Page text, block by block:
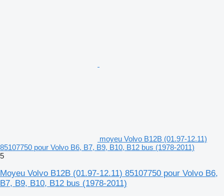
moyeu Volvo B12B (01.97-12.11)
85107750 pour Volvo B6, B7, B9, B10, B12 bus (1978-2011)
5
Moyeu Volvo B12B (01.97-12.11) 85107750 pour Volvo B6,
B7, B9, B10, B12 bus (1978-2011)